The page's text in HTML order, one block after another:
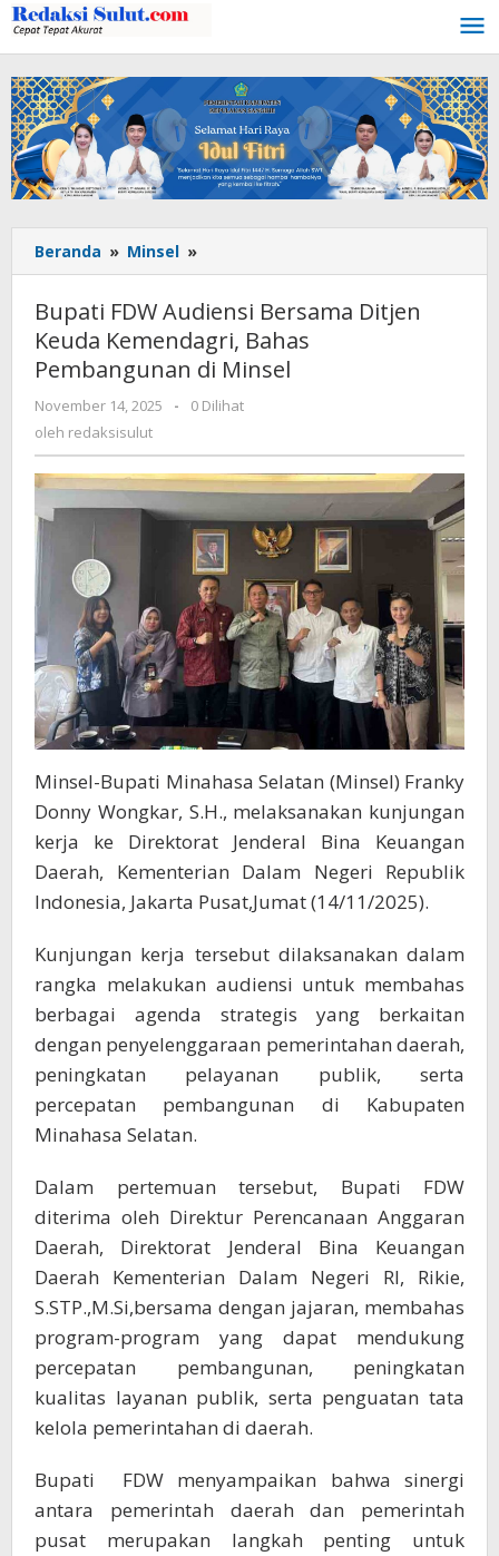
Lewati
ke
konten
Beranda » Minsel »
FDW
Audiensi
Bersama
Ditjen
Keuda
Bahas
di
Minsel
Bupati FDW Audiensi Bersama Ditjen
Keuda Kemendagri, Bahas
Pembangunan di Minsel
November 14, 2025
oleh
-
0 Dilihat
oleh redaksisulut
Minsel-Bupati Minahasa Selatan (Minsel) Franky
Donny Wongkar, S.H., melaksanakan kunjungan
kerja ke Direktorat Jenderal Bina Keuangan
Daerah, Kementerian Dalam Negeri Republik
Indonesia, Jakarta Pusat,Jumat (14/11/2025).
Kunjungan kerja tersebut dilaksanakan dalam
rangka melakukan audiensi untuk membahas
berbagai agenda strategis yang berkaitan
dengan penyelenggaraan pemerintahan daerah,
peningkatan pelayanan publik, serta
percepatan pembangunan di Kabupaten
Minahasa Selatan.
Dalam pertemuan tersebut, Bupati FDW
diterima oleh Direktur Perencanaan Anggaran
Daerah, Direktorat Jenderal Bina Keuangan
Daerah Kementerian Dalam Negeri RI, Rikie,
S.STP.,M.Si,bersama dengan jajaran, membahas
program-program yang dapat mendukung
percepatan pembangunan, peningkatan
kualitas layanan publik, serta penguatan tata
kelola pemerintahan di daerah.
Bupati FDW menyampaikan bahwa sinergi
antara pemerintah daerah dan pemerintah
pusat merupakan langkah penting untuk